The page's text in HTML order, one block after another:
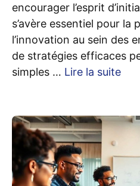
encourager l’esprit
s’avère essentiel pour la
l’innovation au sein des
de stratégies efficaces
simples … Lire la suite